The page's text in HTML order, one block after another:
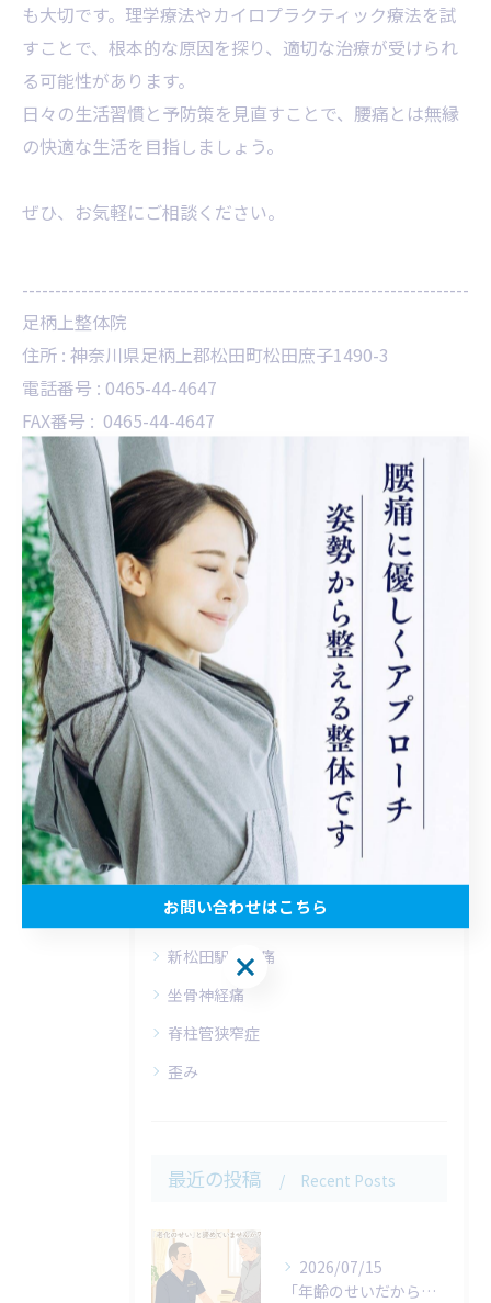
も大切です。理学療法やカイロプラクティック療法を試
すことで、根本的な原因を探り、適切な治療が受けられ
る可能性があります。
日々の生活習慣と予防策を見直すことで、腰痛とは無縁
の快適な生活を目指しましょう。
ぜひ、お気軽にご相談ください。
--------------------------------------------------------------------
足柄上整体院
住所 : 神奈川県足柄上郡松田町松田庶子1490-3
電話番号 : 0465-44-4647
FAX番号 : 0465-44-4647
新松田駅近くで腰痛ケアを
--------------------------------------------------------------------
新松田駅の腰痛
< 前のページ 一覧に戻る 次のページ >
カテゴリー Categories
全てのカテゴリー
松田町の腰痛
新松田駅の腰痛
坐骨神経痛
脊柱管狭窄症
歪み
最近の投稿 Recent Posts
2026/07/15
「年齢のせいだから仕方がない…」
お問い合わせはこちら
お問い合わせはこちら